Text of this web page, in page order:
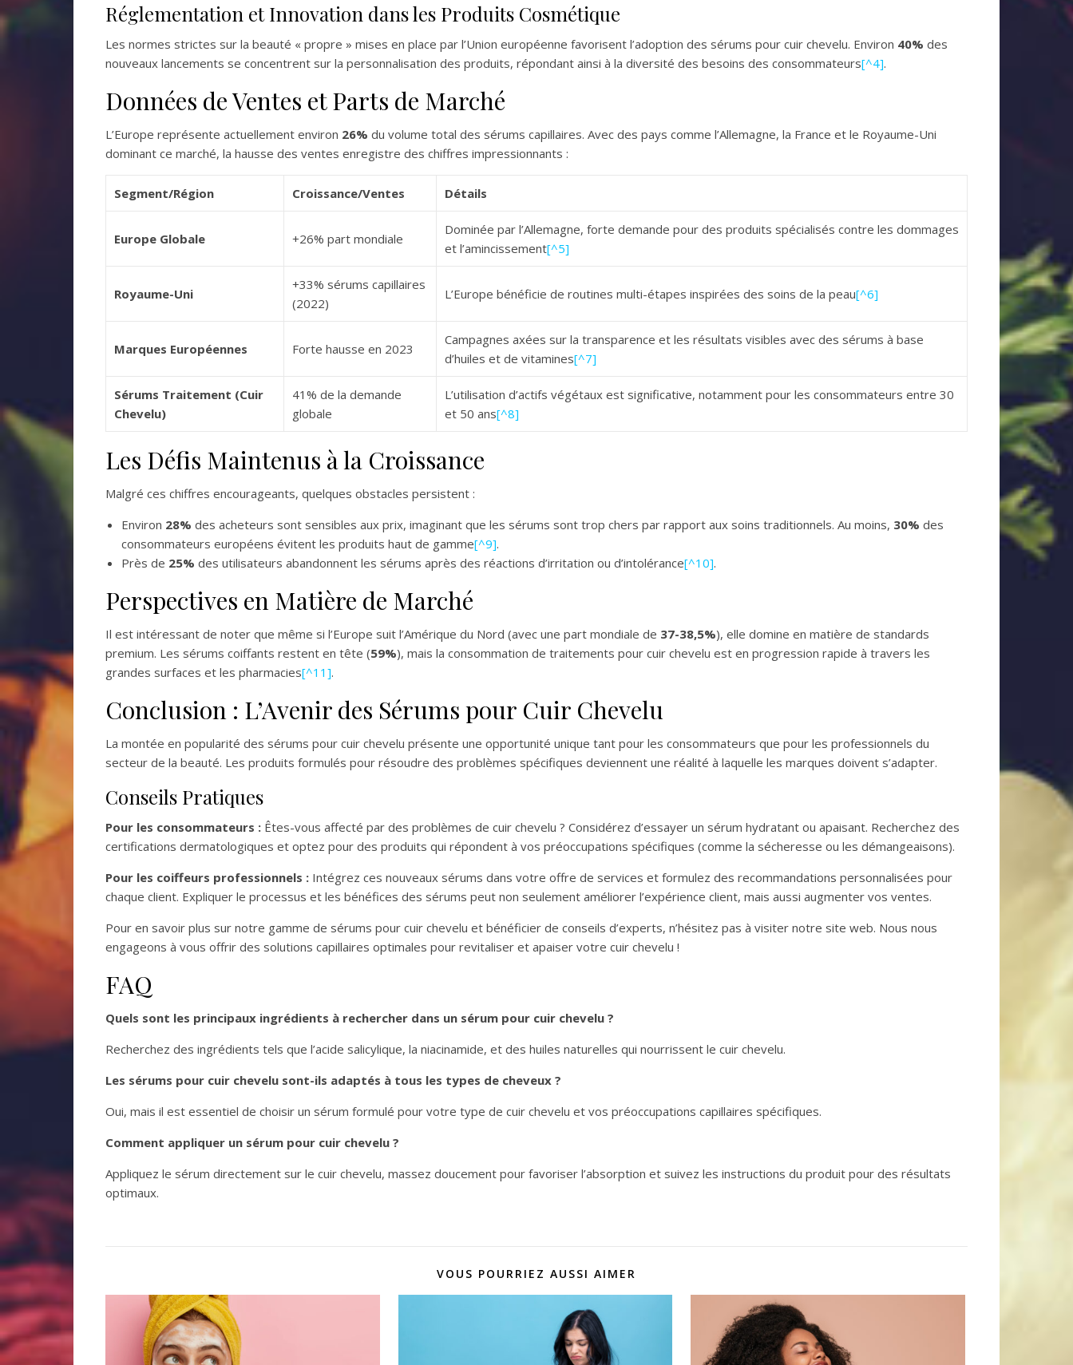
Réglementation et Innovation dans les Produits Cosmétique
Les normes strictes sur la beauté « propre » mises en place par l’Union européenne favorisent l’adoption des sérums pour cuir chevelu. Environ 40% des
nouveaux lancements se concentrent sur la personnalisation des produits, répondant ainsi à la diversité des besoins des consommateurs[^4].
Données de Ventes et Parts de Marché
L’Europe représente actuellement environ 26% du volume total des sérums capillaires. Avec des pays comme l’Allemagne, la France et le Royaume-Uni
dominant ce marché, la hausse des ventes enregistre des chiffres impressionnants :
Segment/Région Croissance/Ventes Détails
Europe Globale +26% part mondiale
Dominée par l’Allemagne, forte demande pour des produits spécialisés contre les dommages
et l’amincissement[^5]
Royaume-Uni
+33% sérums capillaires
(2022)
L’Europe bénéficie de routines multi-étapes inspirées des soins de la peau[^6]
Marques Européennes Forte hausse en 2023
Campagnes axées sur la transparence et les résultats visibles avec des sérums à base
d’huiles et de vitamines[^7]
Sérums Traitement (Cuir
Chevelu)
41% de la demande
globale
L’utilisation d’actifs végétaux est significative, notamment pour les consommateurs entre 30
et 50 ans[^8]
Les Défis Maintenus à la Croissance
Malgré ces chiffres encourageants, quelques obstacles persistent :
Environ 28% des acheteurs sont sensibles aux prix, imaginant que les sérums sont trop chers par rapport aux soins traditionnels. Au moins, 30% des
consommateurs européens évitent les produits haut de gamme[^9].
Près de 25% des utilisateurs abandonnent les sérums après des réactions d’irritation ou d’intolérance[^10].
Perspectives en Matière de Marché
Il est intéressant de noter que même si l’Europe suit l’Amérique du Nord (avec une part mondiale de 37-38,5%), elle domine en matière de standards
premium. Les sérums coiffants restent en tête (59%), mais la consommation de traitements pour cuir chevelu est en progression rapide à travers les
grandes surfaces et les pharmacies[^11].
Conclusion : L’Avenir des Sérums pour Cuir Chevelu
La montée en popularité des sérums pour cuir chevelu présente une opportunité unique tant pour les consommateurs que pour les professionnels du
secteur de la beauté. Les produits formulés pour résoudre des problèmes spécifiques deviennent une réalité à laquelle les marques doivent s’adapter.
Conseils Pratiques
Pour les consommateurs : Êtes-vous affecté par des problèmes de cuir chevelu ? Considérez d’essayer un sérum hydratant ou apaisant. Recherchez des
certifications dermatologiques et optez pour des produits qui répondent à vos préoccupations spécifiques (comme la sécheresse ou les démangeaisons).
Pour les coiffeurs professionnels : Intégrez ces nouveaux sérums dans votre offre de services et formulez des recommandations personnalisées pour
chaque client. Expliquer le processus et les bénéfices des sérums peut non seulement améliorer l’expérience client, mais aussi augmenter vos ventes.
Pour en savoir plus sur notre gamme de sérums pour cuir chevelu et bénéficier de conseils d’experts, n’hésitez pas à visiter notre site web. Nous nous
engageons à vous offrir des solutions capillaires optimales pour revitaliser et apaiser votre cuir chevelu !
FAQ
Quels sont les principaux ingrédients à rechercher dans un sérum pour cuir chevelu ?
Recherchez des ingrédients tels que l’acide salicylique, la niacinamide, et des huiles naturelles qui nourrissent le cuir chevelu.
Les sérums pour cuir chevelu sont-ils adaptés à tous les types de cheveux ?
Oui, mais il est essentiel de choisir un sérum formulé pour votre type de cuir chevelu et vos préoccupations capillaires spécifiques.
Comment appliquer un sérum pour cuir chevelu ?
Appliquez le sérum directement sur le cuir chevelu, massez doucement pour favoriser l’absorption et suivez les instructions du produit pour des résultats
optimaux.
VOUS POURRIEZ AUSSI AIMER